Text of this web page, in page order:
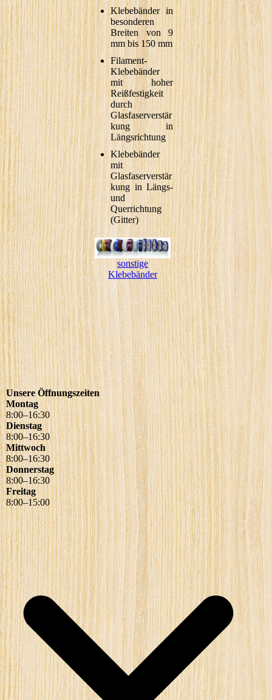
Klebebänder in
besonderen
Breiten von 9
mm bis 150 mm
Filament-
Klebebänder
mit hoher
Reißfestigkeit
durch
Glasfaserverstär
kung in
Längsrichtung
Klebebänder
mit
Glasfaserverstär
kung in Längs-
und
Querrichtung
(Gitter)
sonstige
Klebebänder
Unsere Öffnungszeiten
Montag
8:00–16:30
Dienstag
8:00–16:30
Mittwoch
8:00–16:30
Donnerstag
8:00–16:30
Freitag
8:00–15:00